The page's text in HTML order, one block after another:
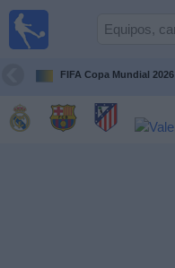
FIFA Copa Mundial 2026
Guía de
Televisados